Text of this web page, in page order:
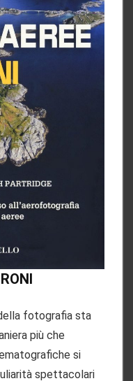
fotografia sta
più che
si
spettacolari